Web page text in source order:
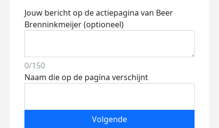
Jouw bericht op de actiepagina van Beer
Brenninkmeijer (optioneel)
0/150
Naam die op de pagina verschijnt
Volgende